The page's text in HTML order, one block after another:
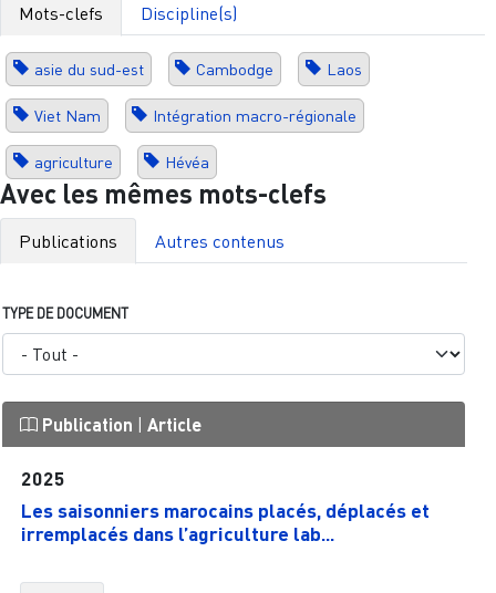
Mots-clefs Discipline(s)
asie du sud-est Cambodge Laos
Viet Nam Intégration macro-régionale
agriculture Hévéa
Avec les mêmes mots-clefs
Publications Autres contenus
TYPE DE DOCUMENT
Publication | Article
2025
Les saisonniers marocains placés, déplacés et
irremplacés dans l’agriculture lab...